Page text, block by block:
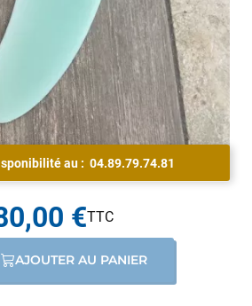
au : 04.89.79.74.81
€
AJOUTER AU PANIER